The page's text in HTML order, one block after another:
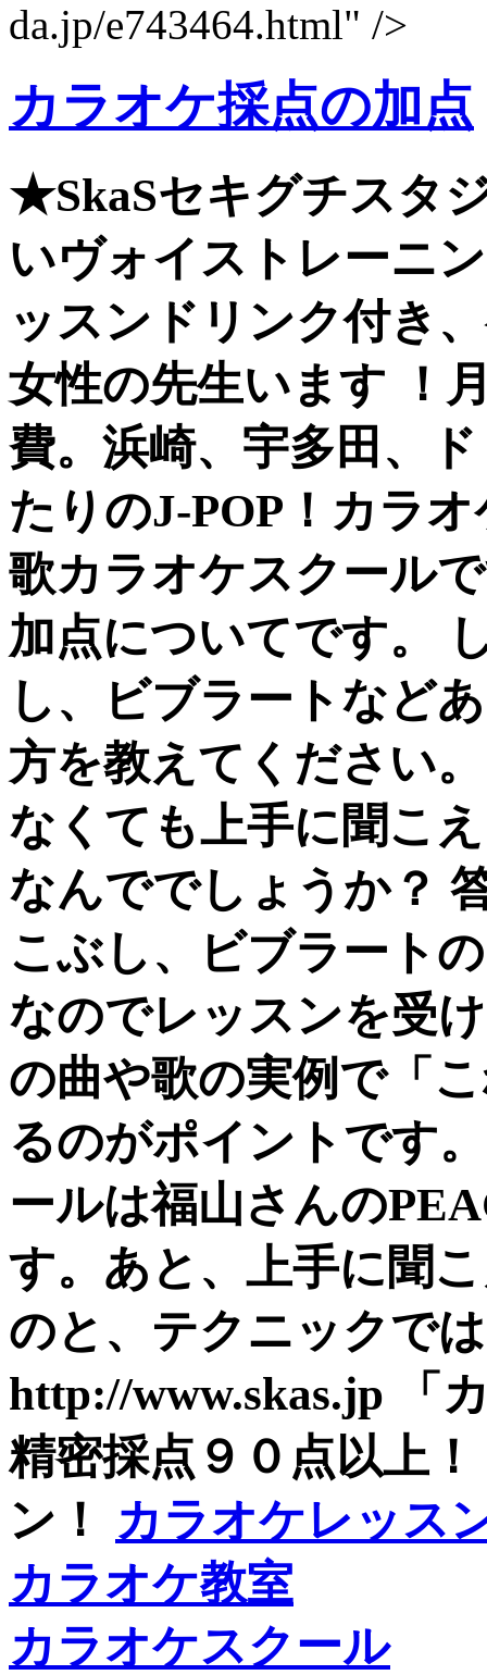
da.jp/e743464.html" />
カラオケ採点の加点
★SkaSセキグチスタ
いヴォイストレーニ
ッスンドリンク付き
女性の先生います ！
費。浜崎、宇多田、
たりのJ-POP！カラ
歌カラオケスクール
加点についてです。
し、ビブラートなど
方を教えてください
なくても上手に聞こ
なんででしょうか？
こぶし、ビブラート
なのでレッスンを受
の曲や歌の実例で「
るのがポイントです
ールは福山さんの
す。あと、上手に聞
のと、テクニックで
http://www.skas.jp 「
精密採点９０点以上
ン！
カラオケレッス
カラオケ教室
カラオケスクール